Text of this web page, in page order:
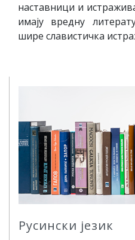
Русински језик
наставници и
имају вредну
шире славистичка